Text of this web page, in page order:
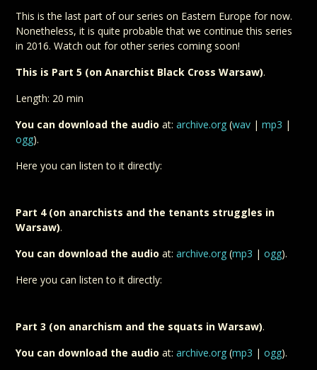
This is the last part of our series on Eastern Europe for now.
Nonetheless, it is quite probable that we continue this series
in 2016. Watch out for other series coming soon!
This is Part 5 (on Anarchist Black Cross Warsaw).
Length: 20 min
You can download the audio at:archive.org (wav |mp3 |
ogg).
Here you can listen to it directly:
Part 4 (on anarchists and the tenants struggles in
Warsaw).
You can download the audio at:archive.org (mp3 |ogg).
Here you can listen to it directly:
Part 3 (on anarchism and the squats in Warsaw).
You can download the audio at:archive.org (mp3 |ogg).